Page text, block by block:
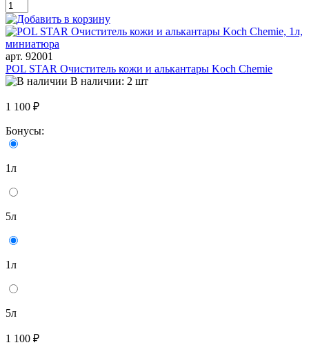
арт. 92001
POL STAR Очиститель кожи и алькантары Koch Chemie
В наличии: 2 шт
1 100 ₽
Бонусы:
1л
5л
1л
5л
1 100 ₽